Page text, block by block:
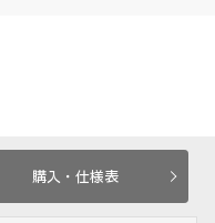
購入・仕様表